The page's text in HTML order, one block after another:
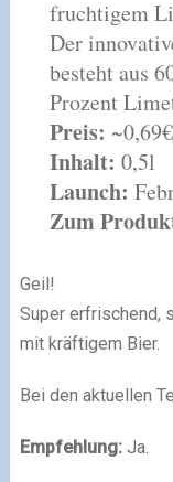
fruchtigem
Der
besteht aus
Prozent
Preis: ~0,69€
Inhalt: 0,5l
Launch:
Zum
Geil!
Super erfrischend,
mit kräftigem Bier.
Bei den aktuellen
Empfehlung:Ja.